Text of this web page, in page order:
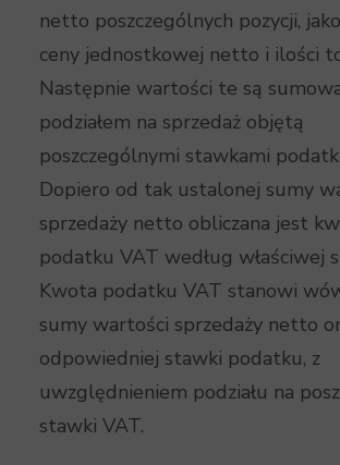
netto poszczególnych pozycji,
ceny jednostkowej netto i ilości
Następnie wartości te są
podziałem na sprzedaż objętą
poszczególnymi stawkami
Dopiero od tak ustalonej sumy
sprzedaży netto obliczana jest
podatku VAT według właściwej
Kwota podatku VAT stanowi
sumy wartości sprzedaży netto
odpowiedniej stawki podatku, z
uwzględnieniem podziału na
stawki VAT.